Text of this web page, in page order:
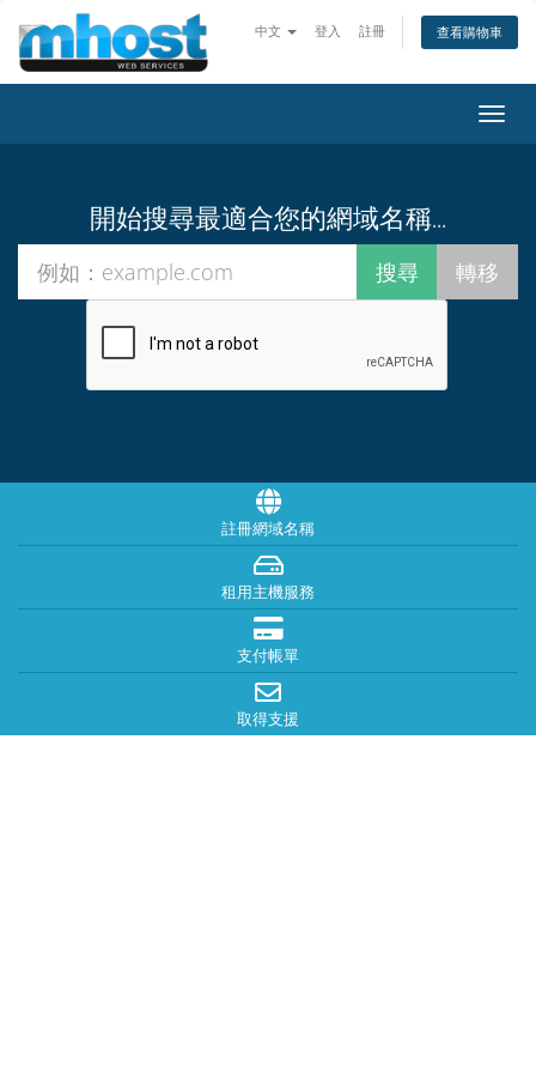
中文 登入 註冊 查看購物車
切
換
開始搜尋最適合您的網域名稱...
註冊網域名稱
租用主機服務
支付帳單
取得支援